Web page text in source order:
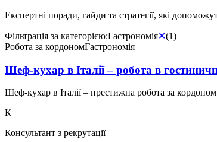
Експертні поради, гайди та стратегії, які
Фільтрація за категорією:Гастрономія✕(1)
Робота за кордономГастрономія
Шеф-кухар в Італії – робота в
Шеф-кухар в Італії – престижна робота за
К
Консультант з рекрутації